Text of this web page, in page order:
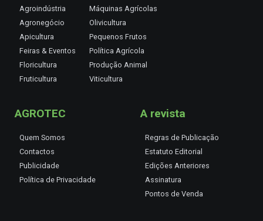
Agroindústria
Agronegócio
Apicultura
Feiras & Eventos
Floricultura
Fruticultura
Máquinas Agrícolas
Olivicultura
Pequenos Frutos
Política Agrícola
Produção Animal
Viticultura
AGROTEC
Quem Somos
Contactos
Publicidade
Política de Privacidade
A revista
Regras de Publicação
Estatuto Editorial
Edições Anteriores
Assinatura
Pontos de Venda